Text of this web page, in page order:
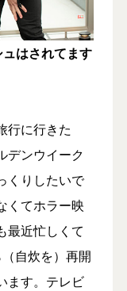
はされてます
に行きた
デンウイーク
くりしたいで
くてホラー映
最近忙しくて
自炊を）再開
ます。テレビ